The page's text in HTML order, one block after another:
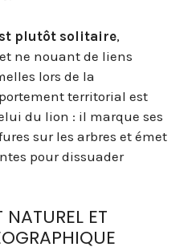
plutôt solitaire,
ne nouant de liens
lors de la
territorial est
du lion : il marque ses
sur les arbres et émet
pour dissuader
ET